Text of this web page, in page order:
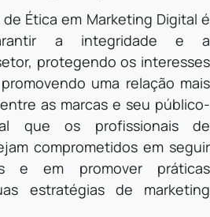
Ética em Marketing Digital é
a integridade e a
protegendo os interesses
uma relação mais
as marcas e seu público-
que os profissionais de
comprometidos em seguir
e em promover práticas
estratégias de marketing